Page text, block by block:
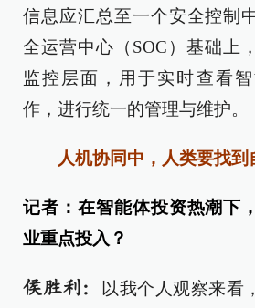
信息应汇总至一个安全控制
全运营中心（SOC）基础上
监控层面，用于实时查看
作，进行统一的管理与维护。
人机协同中，人类要找到
记者：在智能体投资热潮下
业重点投入？
侯胜利：
以我个人观察来看